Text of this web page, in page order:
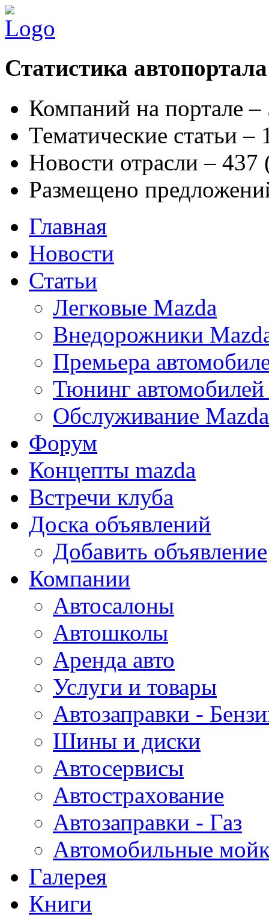
Статистика автопортала
Компаний на портале
Тематические статьи –
Новости отрасли – 437
Размещено
Главная
Новости
Статьи
Легковые Mazda
Внедорожники
Премьера
Тюнинг
Обслуживание Mazda
Форум
Концепты mazda
Встречи клуба
Доска объявлений
Добавить объявление
Компании
Автосалоны
Автошколы
Аренда авто
Услуги и товары
Автозаправки -
Шины и диски
Автосервисы
Автострахование
Автозаправки - Газ
Автомобильные
Галерея
Книги